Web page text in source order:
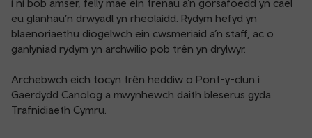
i ni bob amser, felly mae ein trenau a’n gorsafoedd yn cael
eu glanhau’n drwyadl yn rheolaidd. Rydym hefyd yn
blaenoriaethu diogelwch ein cwsmeriaid a’n staff, ac o
ganlyniad rydym yn archwilio pob trên yn drylwyr.
Archebwch eich tocyn trên heddiw o Pont-y-clun i
Gaerdydd Canolog a mwynhewch daith bleserus gyda
Trafnidiaeth Cymru.